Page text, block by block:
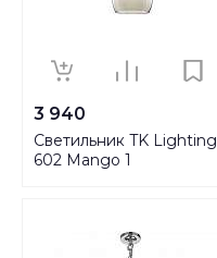
3 940
Светильник TK Lighting
602 Mango 1